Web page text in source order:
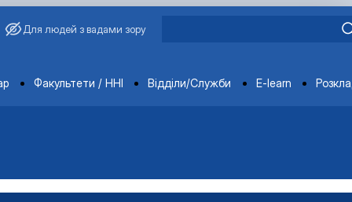
Для людей з вадами зору
Факультети / ННІ Відділи/Служби E-learn